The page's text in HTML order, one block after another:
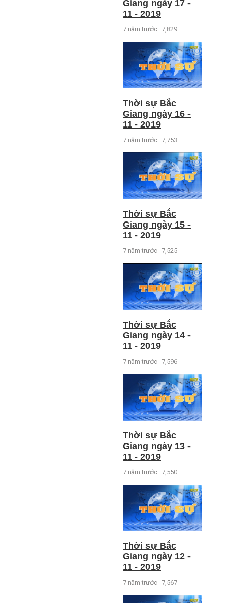
Giang ngày 17 -
11 - 2019
7 năm trước 7,829
Thời sự Bắc
Giang ngày 16 -
11 - 2019
7 năm trước 7,753
Thời sự Bắc
Giang ngày 15 -
11 - 2019
7 năm trước 7,525
Thời sự Bắc
Giang ngày 14 -
11 - 2019
7 năm trước 7,596
Thời sự Bắc
Giang ngày 13 -
11 - 2019
7 năm trước 7,550
Thời sự Bắc
Giang ngày 12 -
11 - 2019
7 năm trước 7,567